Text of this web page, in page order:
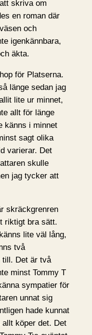
skriva om
en roman där
och
igenkännbara,
äkta.
för Platserna.
länge sedan jag
lite ur minnet,
allt för länge
känns i minnet
sagt olika
varierar. Det
skulle
jag tycker att
skräckgrenren
riktigt bra sätt.
lite väl lång,
två
till. Det är två
minst Tommy T
sympatier för
unnat sig
hade kunnat
köper det. Det